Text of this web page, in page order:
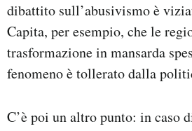
dibattito sull’abusivismo è
Capita, per esempio, che le
trasformazione in mansarda
fenomeno è tollerato dalla
C’è poi un altro punto: in caso